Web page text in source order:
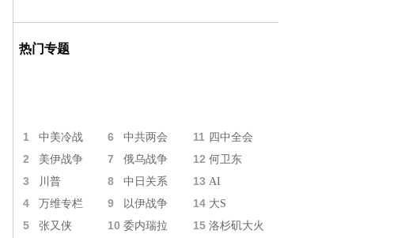
热门专题
1 中美冷战 6 中共两会 11 四中全会
2 美伊战争 7 俄乌战争 12 何卫东
3 川普 8 中日关系 13 AI
4 万维专栏 9 以伊战争 14 大S
5 张又侠 10 委内瑞拉 15 洛杉矶大火